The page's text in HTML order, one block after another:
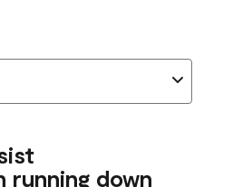
running down